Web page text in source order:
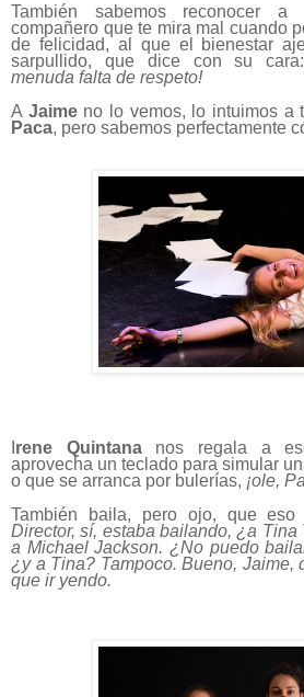
También sabemos reconocer
compañero que te mira mal cuando
de felicidad, al que el bienestar
sarpullido, que dice con su
menuda falta de respeto!
A Jaimeno lo vemos, lo intuimos a
Paca, pero sabemos perfectamente
rene Quintananos regala a
aprovecha un teclado para simular
o que se arranca por bulerías, ¡ole,
También baila, pero ojo, que
Director, sí, estaba bailando, ¿a Tina
a Michael Jackson. ¿No puedo
¿y a Tina? Tampoco. Bueno, Jaime,
que ir yendo.